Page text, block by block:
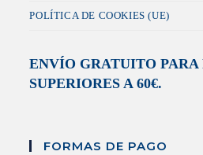
POLÍTICA DE COOKIES (UE)
ENVÍO GRATUITO PARA
SUPERIORES A 60€.
FORMAS DE PAGO